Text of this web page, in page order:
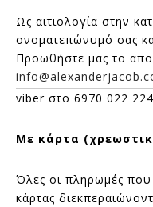
Ως αιτιολογία στην
ονοματεπώνυμό σας
Προωθήστε μας το
viber στο 6970 022
Με κάρτα
Όλες οι πληρωμές
κάρτας